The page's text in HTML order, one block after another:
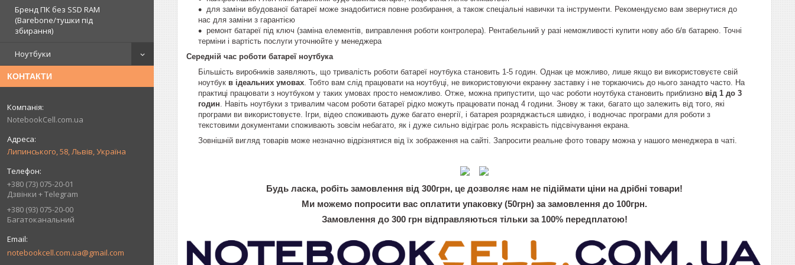
Бренд ПК без SSD RAM
(Barebone/тушки під
збирання)
Ноутбуки
КОНТАКТИ
NotebookCell.com.ua
Липинського, 58, Львів, Україна
+380 (73) 075-20-01
Дзвінки + Telegram
+380 (93) 075-20-00
Багатоканальний
notebookcell.com.ua@gmail.com
для заміни вбудованої батареї може знадобитися повне розбирання, а також спеціальні навички та інструменти. Рекомендуємо вам звернутися до
нас для заміни з гарантією
ремонт батареї під ключ (заміна елементів, виправлення роботи контролера). Рентабельний у разі неможливості купити нову або б/в батарею. Точні
терміни і вартість послуги уточнюйте у менеджера
Середній час роботи батареї ноутбука
Більшість виробників заявляють, що тривалість роботи батареї ноутбука становить 1-5 годин. Однак це можливо, лише якщо ви використовуєте свій
ноутбук в ідеальних умовах . Тобто вам слід працювати на ноутбуці, не використовуючи екранну заставку і не торкаючись до нього занадто часто. На
практиці працювати з ноутбуком у таких умовах просто неможливо. Отже, можна припустити, що час роботи ноутбука становить приблизно від 1 до 3
годин . Навіть ноутбуки з тривалим часом роботи батареї рідко можуть працювати понад 4 години. Знову ж таки, багато що залежить від того, які
програми ви використовуєте. Ігри, відео споживають дуже багато енергії, і батарея розряджається швидко, і водночас програми для роботи з
текстовими документами споживають зовсім небагато, як і дуже сильно відіграє роль яскравість підсвічування екрана.
Зовнішній вигляд товарів може незначно відрізнятися від їх зображення на сайті. Запросити реальне фото товару можна у нашого менеджера в чаті.
Будь ласка, робіть замовлення від 300грн, це дозволяє нам не підіймати ціни на дрібні товари!
Ми можемо попросити вас оплатити упаковку (50грн) за замовлення до 100грн.
Замовлення до 300 грн відправляються тільки за 100% передплатою!